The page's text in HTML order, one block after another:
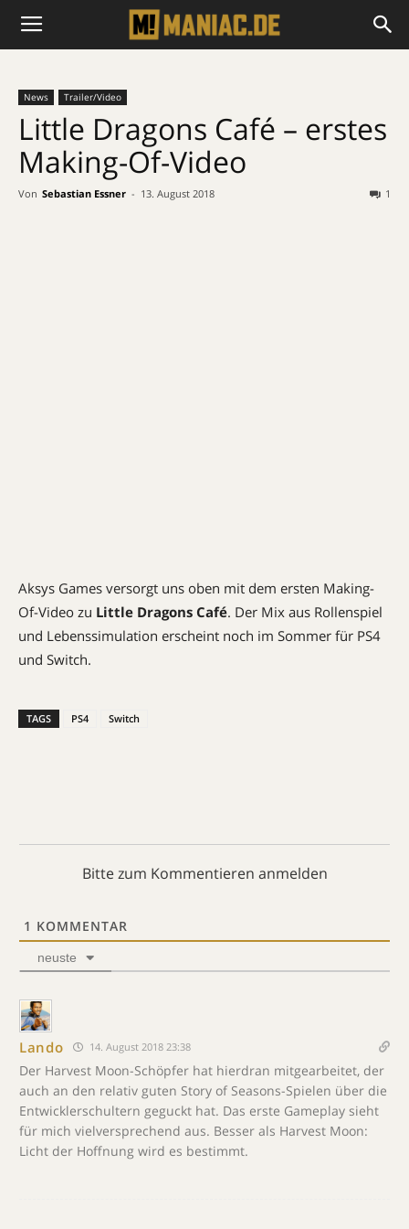
News Trailer/Video
Little Dragons Café – erstes
Making-Of-Video
Von Sebastian Essner - 13. August 2018 1
Aksys Games versorgt uns oben mit dem ersten Making-
Of-Video zu Little Dragons Café. Der Mix aus Rollenspiel
und Lebenssimulation erscheint noch im Sommer für PS4
und Switch.
TAGS PS4 Switch
Bitte zum Kommentieren anmelden
1 KOMMENTAR
neuste
Lando 14. August 2018 23:38
Der Harvest Moon-Schöpfer hat hierdran mitgearbeitet, der
auch an den relativ guten Story of Seasons-Spielen über die
Entwicklerschultern geguckt hat. Das erste Gameplay sieht
für mich vielversprechend aus. Besser als Harvest Moon:
Licht der Hoffnung wird es bestimmt.